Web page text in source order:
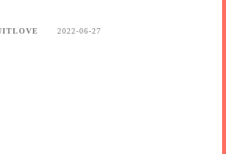
2022-06-27